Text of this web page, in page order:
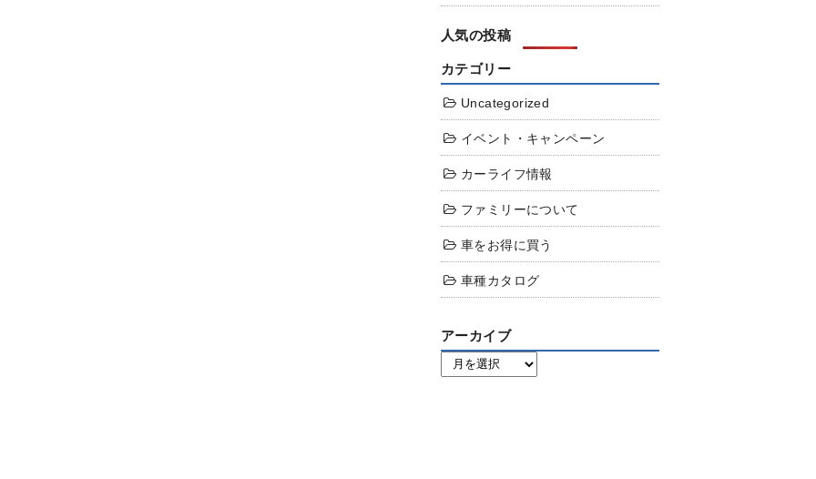
人気の投稿
カテゴリー
Uncategorized
イベント・キャンペーン
カーライフ情報
ファミリーについて
車をお得に買う
車種カタログ
アーカイブ